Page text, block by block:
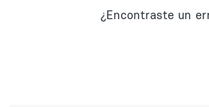
¿Encontraste un